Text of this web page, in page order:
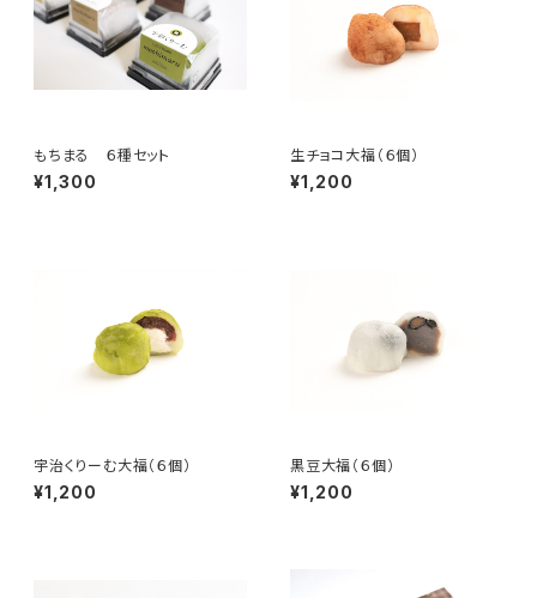
もちまる ６種セット
¥1,300
生チョコ大福（６個）
¥1,200
宇治くりーむ大福（６個）
¥1,200
黒豆大福（６個）
¥1,200